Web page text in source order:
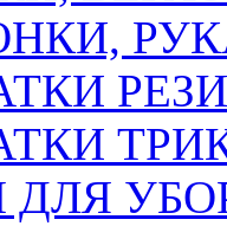
ДЛЯ